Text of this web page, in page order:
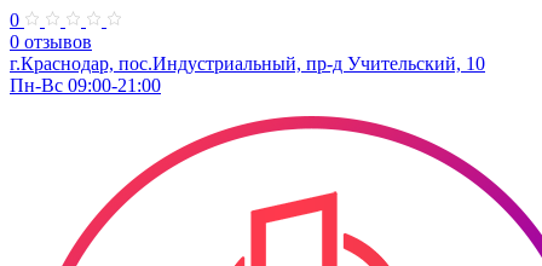
0
0 отзывов
г.Краснодар, пос.Индустриальный, пр-д Учительский, 10
Пн-Вс 09:00-21:00